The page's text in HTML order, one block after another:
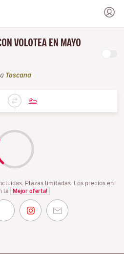
VOLOTEA EN MAYO
Toscana
Plazas limitadas. Los precios en
la
Mejor oferta!